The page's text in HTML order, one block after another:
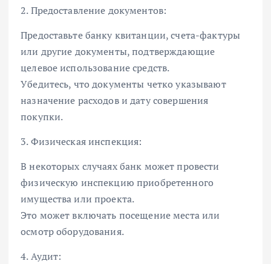
2. Предоставление документов:
Предоставьте банку квитанции, счета-фактуры
или другие документы, подтверждающие
целевое использование средств.
Убедитесь, что документы четко указывают
назначение расходов и дату совершения
покупки.
3. Физическая инспекция:
В некоторых случаях банк может провести
физическую инспекцию приобретенного
имущества или проекта.
Это может включать посещение места или
осмотр оборудования.
4. Аудит: